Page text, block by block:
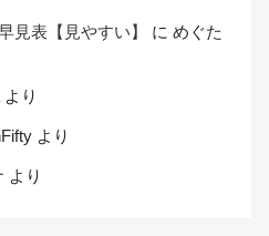
見表【見やすい】 に めぐた
より
より
より